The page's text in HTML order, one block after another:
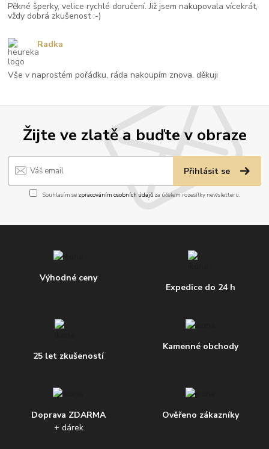
Žijte ve zlatě a buďte v obraze
Přihlásit se
Souhlasím se zpracováním osobních údajůza účelem rozesílky newsletteru.
Výhodné ceny
Expedice do 24 h
25 let zkušeností
Kamenné obchody
Doprava ZDARMA
+ dárek
Ověřeno zákazníky
Pěkné šperky, velice rychlé doručení. Již jsem nakupovala vícekrát,
vždy dobrá zkušenost :-)
Vše v naprostém pořádku, ráda nakoupím znova. děkuji
Radka